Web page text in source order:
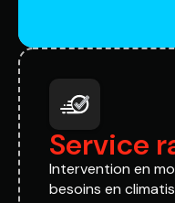
Service
Intervention en
besoins en